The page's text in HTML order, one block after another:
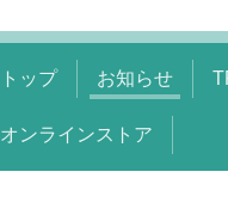
トップ お知らせ
オンラインストア